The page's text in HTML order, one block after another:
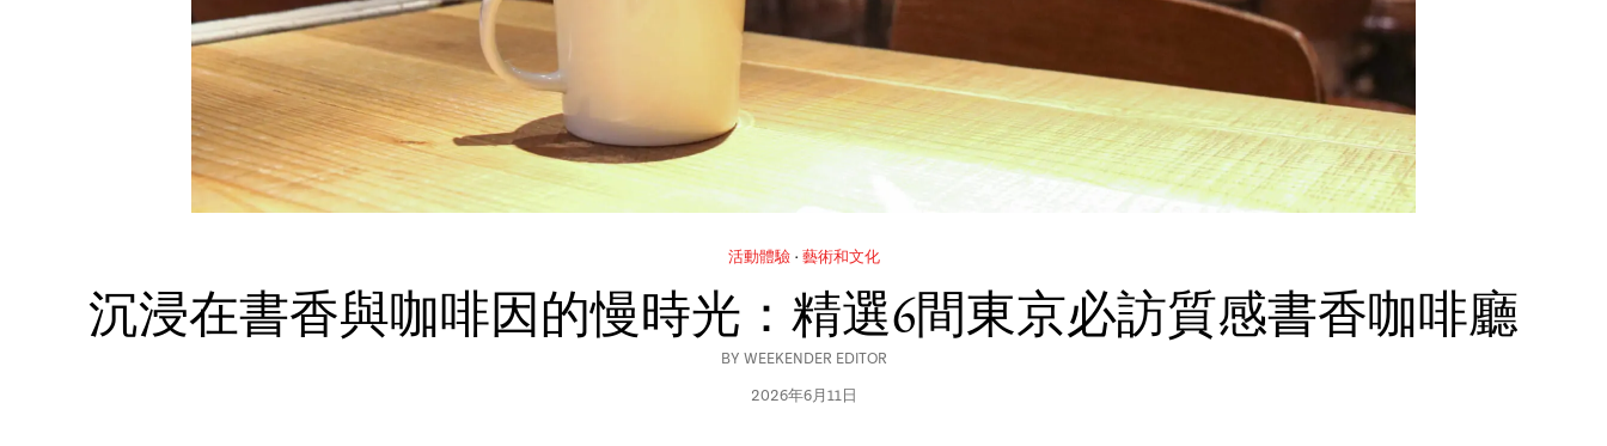
活動體驗 藝術和文化
沉浸在書香與咖啡因的慢時光：精選6間東京必訪質感書香咖啡廳
BY WEEKENDER EDITOR
2026年6月11日